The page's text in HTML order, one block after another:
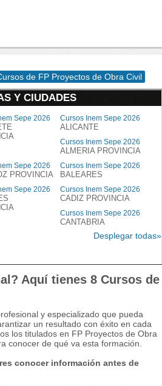
de FP Proyectos de Obra Civil
Y CIUDADES
Sepe 2026 Cursos Inem Sepe 2026
ALICANTE
Cursos Inem Sepe 2026
ALMERIA PROVINCIA
Sepe 2026
PROVINCIA
Cursos Inem Sepe 2026
BALEARES
Sepe 2026 Cursos Inem Sepe 2026
CADIZ PROVINCIA
Cursos Inem Sepe 2026
CANTABRIA
Desplegar todas»
Aquí tienes 8 Cursos de
y especializado que pueda
un resultado con éxito en cada
los titulados en FP Proyectos de Obra
conocer de qué va esta formación.
conocer información antes de